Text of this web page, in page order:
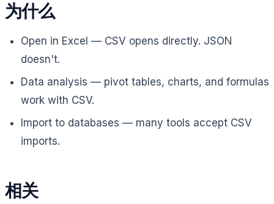
为什么
Open in Excel — CSV opens directly. JSON
doesn't.
Data analysis — pivot tables, charts, and formulas
work with CSV.
Import to databases — many tools accept CSV
imports.
相关